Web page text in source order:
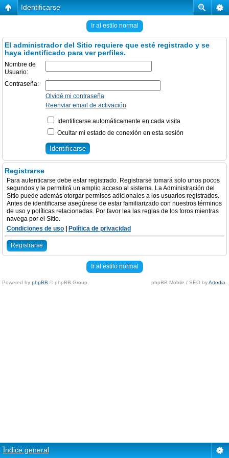
Identificarse
Ir al estilo normal
El administrador del Sitio requiere que esté registrado y se
haya identificado para ver perfiles.
Nombre de
Usuario:
Contraseña:
Olvidé mi contraseña
Reenviar email de activación
Identificarse automáticamente en cada visita
Ocultar mi estado de conexión en esta sesión
Registrarse
Para autenticarse debe estar registrado. Registrarse tomará solo unos pocos
segundos y le permitirá un amplio acceso al sistema. La Administración del
Sitio puede además otorgar permisos adicionales a los usuarios registrados.
Antes de identificarse asegúrese de estar familiarizado con nuestros términos
de uso y políticas relacionadas. Por favor lea las reglas de los foros mientras
navega por el Sitio.
Condiciones de uso
Política de privacidad
Registrarse
Ir al estilo normal
Powered by phpBB © phpBB Group. phpBB Mobile / SEO byArtodia
Índice general